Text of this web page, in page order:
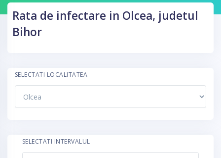
Rata de infectare in Olcea, judetul
Bihor
SELECTATI LOCALITATEA
SELECTATI INTERVALUL